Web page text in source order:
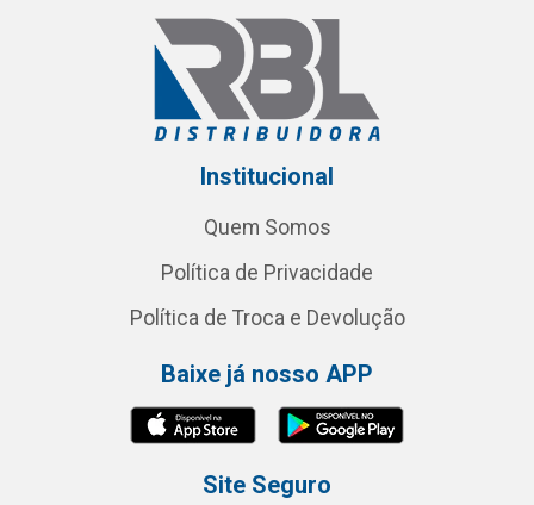
Institucional
Quem Somos
Política de Privacidade
Política de Troca e Devolução
Baixe já nosso APP
Site Seguro